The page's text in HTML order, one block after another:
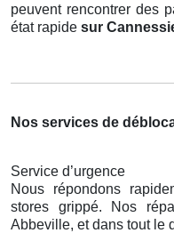
peuvent rencontrer des
état rapide sur
Nos services de
Service d’urgence
Nous répondons
stores grippé. Nos
Abbeville, et dans tout le